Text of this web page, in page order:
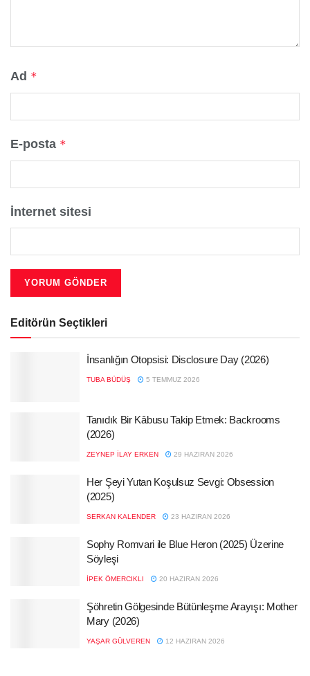
Ad *
E-posta *
İnternet sitesi
Editörün Seçtikleri
İnsanlığın Otopsisi: Disclosure Day (2026)
TUBA BÜDÜŞ 5 TEMMUZ 2026
Tanıdık Bir Kâbusu Takip Etmek: Backrooms
(2026)
ZEYNEP İLAY ERKEN 29 HAZIRAN 2026
Her Şeyi Yutan Koşulsuz Sevgi: Obsession
(2025)
SERKAN KALENDER 23 HAZIRAN 2026
Sophy Romvari ile Blue Heron (2025) Üzerine
Söyleşi
İPEK ÖMERCIKLI 20 HAZIRAN 2026
Şöhretin Gölgesinde Bütünleşme Arayışı: Mother
Mary (2026)
YAŞAR GÜLVEREN 12 HAZIRAN 2026